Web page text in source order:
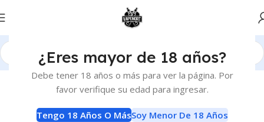
¿Eres mayor de 18 años?
Debe tener 18 años o más para ver la página. Por
favor verifique su edad para ingresar.
Tengo 18 Años O MásSoy Menor De 18 Años
BLOG
Mejor Vape (ahora mismo)
ianyerenyenActivado 3 de mayo de 2020 0